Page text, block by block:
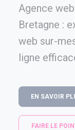
Agence
Bretagne :
web sur-
ligne
EN SAVOIR
FAIRE LE